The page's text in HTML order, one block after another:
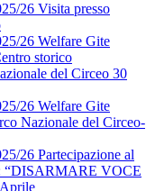
26 Visita presso
26 Welfare Gite
storico
del Circeo 30
26 Welfare Gite
Nazionale del Circeo-
26 Partecipazione al
“DISARMARE VOCE